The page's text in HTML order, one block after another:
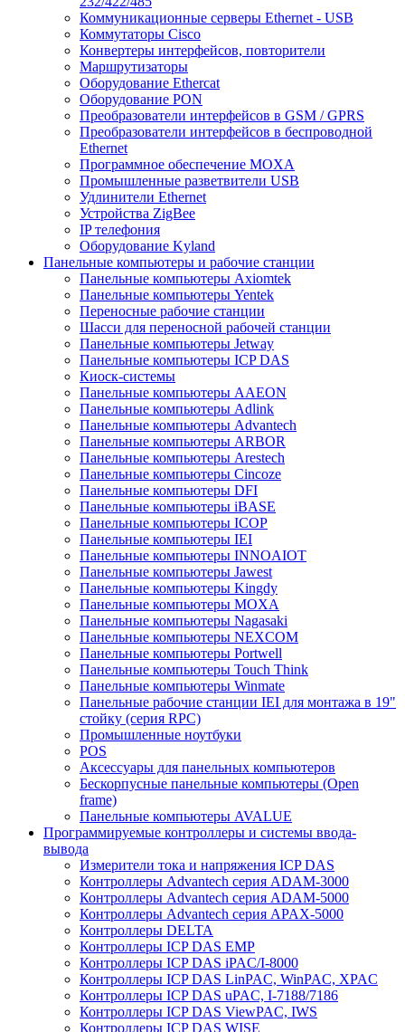
Коммуникационные серверы Ethernet - USB
Коммутаторы Cisco
Конвертеры интерфейсов, повторители
Маршрутизаторы
Оборудование Ethercat
Оборудование PON
Преобразователи интерфейсов в GSM / GPRS
Преобразователи интерфейсов в беспроводной
Ethernet
Программное обеспечение MOXA
Промышленные разветвители USB
Удлинители Ethernet
Устройства ZigBee
IP телефония
Оборудование Kyland
Панельные компьютеры и рабочие станции
Панельные компьютеры Axiomtek
Панельные компьютеры Yentek
Переносные рабочие станции
Шасси для переносной рабочей станции
Панельные компьютеры Jetway
Панельные компьютеры ICP DAS
Киоск-системы
Панельные компьютеры AAEON
Панельные компьютеры Adlink
Панельные компьютеры Advantech
Панельные компьютеры ARBOR
Панельные компьютеры Arestech
Панельные компьютеры Cincoze
Панельные компьютеры DFI
Панельные компьютеры iBASE
Панельные компьютеры ICOP
Панельные компьютеры IEI
Панельные компьютеры INNOAIOT
Панельные компьютеры Jawest
Панельные компьютеры Kingdy
Панельные компьютеры MOXA
Панельные компьютеры Nagasaki
Панельные компьютеры NEXCOM
Панельные компьютеры Portwell
Панельные компьютеры Touch Think
Панельные компьютеры Winmate
Панельные рабочие станции IEI для монтажа в 19"
стойку (серия RPC)
Промышленные ноутбуки
POS
Аксессуары для панельных компьютеров
Бескорпусные панельные компьютеры (Open
frame)
Панельные компьютеры AVALUE
Программируемые контроллеры и системы ввода-
вывода
Измерители тока и напряжения ICP DAS
Контроллеры Advantech серия ADAM-3000
Контроллеры Advantech серия ADAM-5000
Контроллеры Advantech серия APAX-5000
Контроллеры DELTA
Контроллеры ICP DAS EMP
Контроллеры ICP DAS iPAC/I-8000
Контроллеры ICP DAS LinPAC, WinPAC, XPAC
Контроллеры ICP DAS uPAC, I-7188/7186
Контроллеры ICP DAS ViewPAC, IWS
Контроллеры ICP DAS WISE